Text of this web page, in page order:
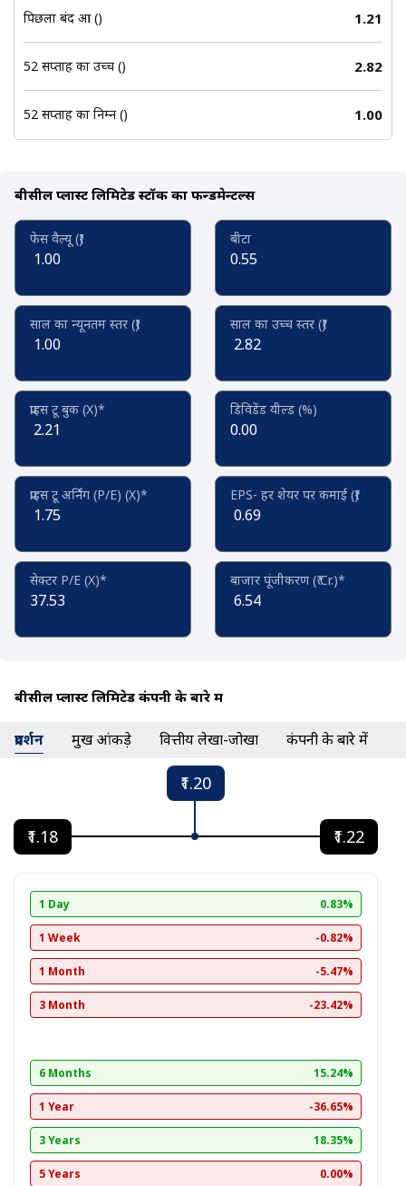
पिछला बंद हुआ (₹) 1.21
52 सप्ताह का उच्च (₹) 2.82
52 सप्ताह का निम्न (₹) 1.00
बीसील प्लास्ट लिमिटेड स्टॉक का फन्डमेन्टल्स
फेस वैल्यू (₹)
1.00
बीटा
0.55
साल का न्यूनतम स्तर (₹)
1.00
साल का उच्च स्तर (₹)
2.82
प्राइस टू बुक (X)*
2.21
डिविडेंड यील्ड (%)
0.00
प्राइस टू अर्निंग (P/E) (X)*
1.75
EPS- हर शेयर पर कमाई (₹)
0.69
सेक्टर P/E (X)*
37.53
बाजार पूंजीकरण (₹ Cr.)*
6.54
बीसील प्लास्ट लिमिटेड कंपनी के बारे में
प्रदर्शन प्रमुख आंकड़े वित्तीय लेखा-जोखा कंपनी के बारे में
₹1.20
₹1.18 ₹1.22
1 Day 0.83%
1 Week -0.82%
1 Month -5.47%
3 Month -23.42%
6 Months 15.24%
1 Year -36.65%
3 Years 18.35%
5 Years 0.00%